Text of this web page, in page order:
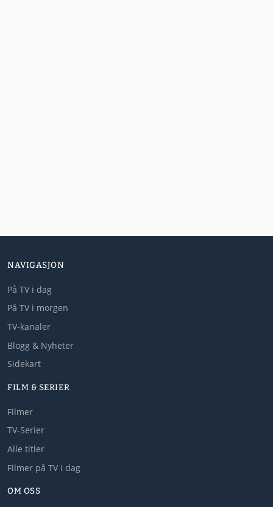
NAVIGASJON
På TV i dag
På TV i morgen
TV-kanaler
Blogg & Nyheter
Sidekart
FILM & SERIER
Filmer
TV-Serier
Alle titler
Filmer på TV i dag
OM OSS